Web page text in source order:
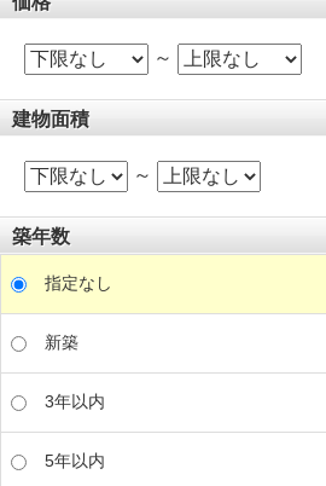
～
建物面積
～
築年数
指定なし
新築
3年以内
5年以内